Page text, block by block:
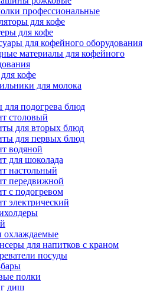
профессиональные
для кофе
для кофе
для кофейного оборудования
материалы для кофейного
кофе
для молока
подогрева блюд
столовый
для вторых блюд
для первых блюд
водяной
для шоколада
настольный
передвижной
с подогревом
электрический
охлаждаемые
для напитков с краном
посуды
полки
диш